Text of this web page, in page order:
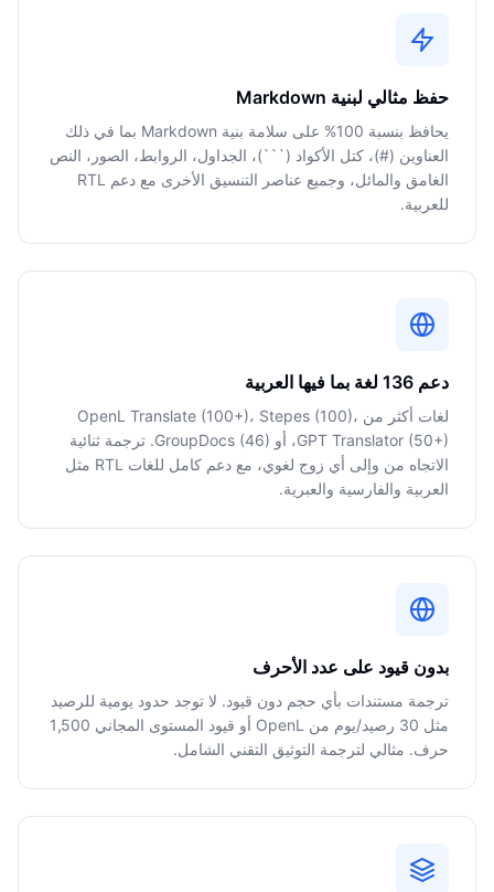
حفظ مثالي لبنية Markdown
يحافظ بنسبة 100% على سلامة بنية Markdown بما في ذلك
العناوين (#)، كتل الأكواد (```)، الجداول، الروابط، الصور، النص
الغامق والمائل، وجميع عناصر التنسيق الأخرى مع دعم RTL
للعربية.
دعم 136 لغة بما فيها العربية
لغات أكثر من OpenL Translate (100+)، Stepes (100)،
GPT Translator (50+)، أو GroupDocs (46). ترجمة ثنائية
الاتجاه من وإلى أي زوج لغوي، مع دعم كامل للغات RTL مثل
العربية والفارسية والعبرية.
بدون قيود على عدد الأحرف
ترجمة مستندات بأي حجم دون قيود. لا توجد حدود يومية للرصيد
مثل 30 رصيد/يوم من OpenL أو قيود المستوى المجاني 1,500
حرف. مثالي لترجمة التوثيق التقني الشامل.